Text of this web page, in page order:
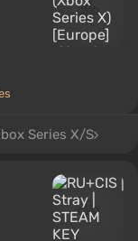
Series X/S